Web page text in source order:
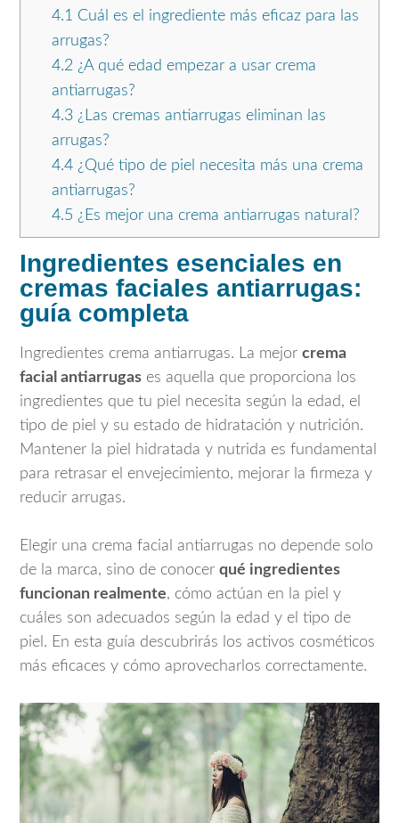
4.1 Cuál es el ingrediente más eficaz para las
arrugas?
4.2¿A qué edad empezar a usar crema
antiarrugas?
4.3¿Las cremas antiarrugas eliminan las
arrugas?
4.4¿Qué tipo de piel necesita más una crema
antiarrugas?
4.5 ¿Es mejor una crema antiarrugas natural?
Ingredientes esenciales en
cremas faciales antiarrugas:
guía completa
Ingredientes crema antiarrugas. La mejor crema
facial antiarrugas es aquella que proporciona los
ingredientes que tu piel necesita según la edad, el
tipo de piel y su estado de hidratación y nutrición.
Mantener la piel hidratada y nutrida es fundamental
para retrasar el envejecimiento, mejorar la firmeza y
reducir arrugas.
Elegir una crema facial antiarrugas no depende solo
de la marca, sino de conocer qué ingredientes
funcionan realmente, cómo actúan en la piel y
cuáles son adecuados según la edad y el tipo de
piel. En esta guía descubrirás los activos cosméticos
más eficaces y cómo aprovecharlos correctamente.